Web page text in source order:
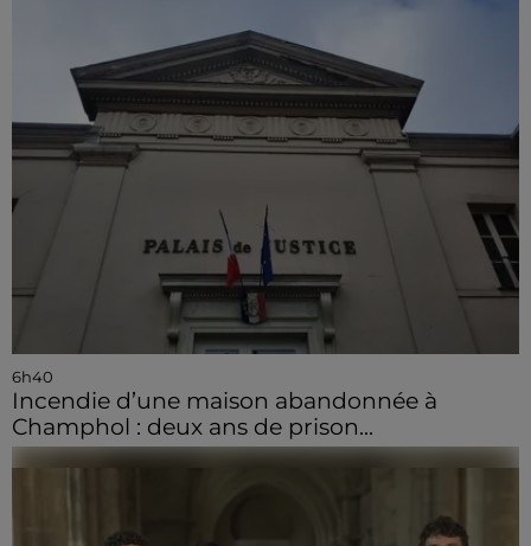
6h40
Incendie d’une maison abandonnée à
Champhol : deux ans de prison...